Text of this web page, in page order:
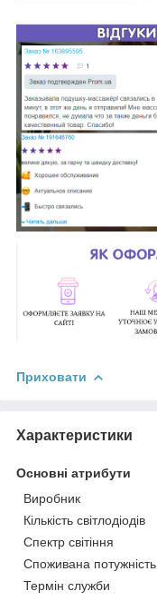
Приховати
Характеристики
Основні атрибути
Виробник
Кількість світлодіодів
Спектр світіння
Споживана потужність
Термін служби